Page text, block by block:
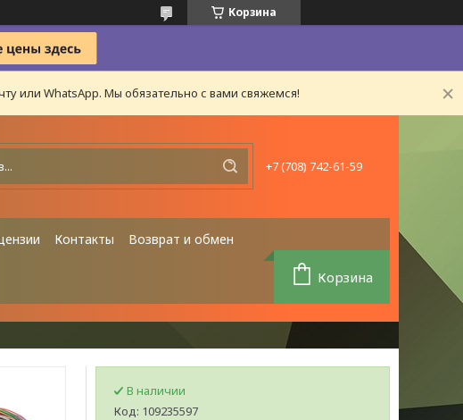
Корзина
или WhatsApp. Мы обязательно с вами свяжемся!
+7 (708) 742-61-59
Контакты Возврат и обмен
Корзина
В наличии
Код: 109235597